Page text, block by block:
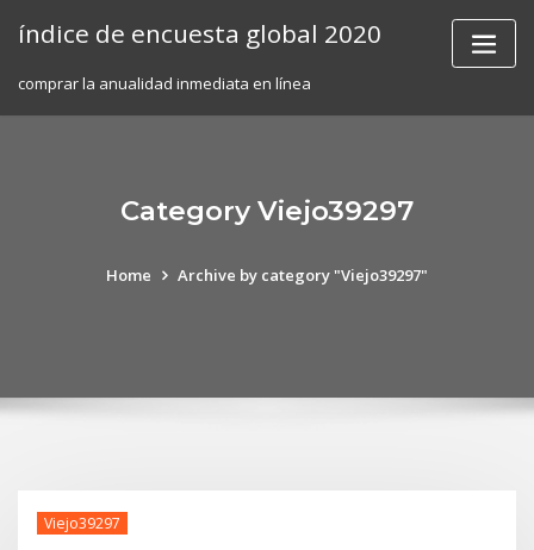
índice de encuesta global 2020
comprar la anualidad inmediata en línea
Category Viejo39297
Home Archive by category "Viejo39297"
Viejo39297